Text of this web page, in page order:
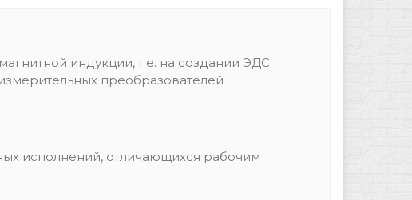
индукции, т.е. на создании ЭДС
преобразователей
исполнений, отличающихся рабочим